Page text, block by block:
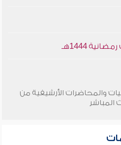
1444هـ
والمحاضرات الأرشيفية من
المباشر